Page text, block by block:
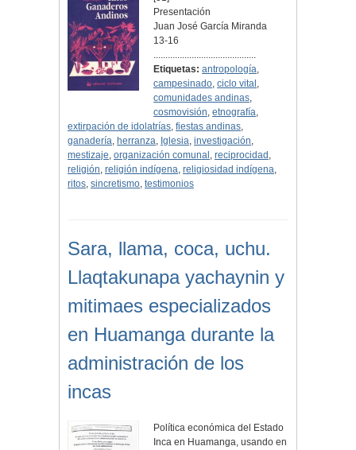
Presentación
Juan José García Miranda
13-16
...........................................
Etiquetas: antropología,
campesinado,ciclo vital ,
comunidades andinas,
cosmovisión,etnografía,
extirpación de idolatrías, fiestas andinas,
ganadería, herranza, Iglesia, investigación,
mestizaje, organización comunal , reciprocidad ,
religión, religión indígena, religiosidad indígena,
ritos, sincretismo, testimonios
Sara, llama, coca, uchu.
Llaqtakunapa yachaynin y
mitimaes especializados
en Huamanga durante la
administración de los
incas
Política económica del Estado
Inca en Huamanga, usando en